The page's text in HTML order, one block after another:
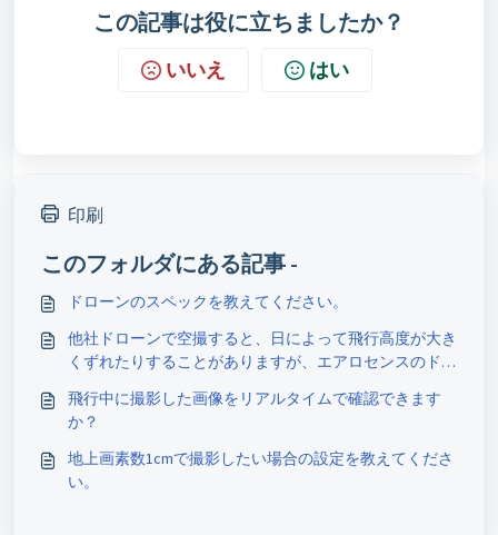
この記事は役に立ちましたか？
いいえ はい
印刷
このフォルダにある記事 -
ドローンのスペックを教えてください。
他社ドローンで空撮すると、日によって飛行高度が大き
くずれたりすることがありますが、エアロセンスのドロ
飛行中に撮影した画像をリアルタイムで確認できます
か？
地上画素数1cmで撮影したい場合の設定を教えてくださ
い。